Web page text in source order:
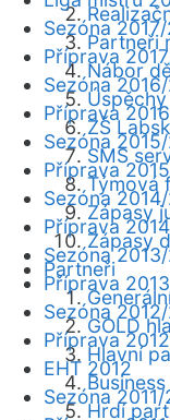
Partneři
Nábor
ZŠ
SMS
Týmová
Zápasy
Zápasy
Partneři
GOLD
Hlavní
Hrdí
Sezóna
Příprava
Sezóna
Příprava
Sezóna
Příprava
Sezóna
Příprava
Sezóna
Příprava
Sezóna
Příprava
EHT 2012
Sezóna